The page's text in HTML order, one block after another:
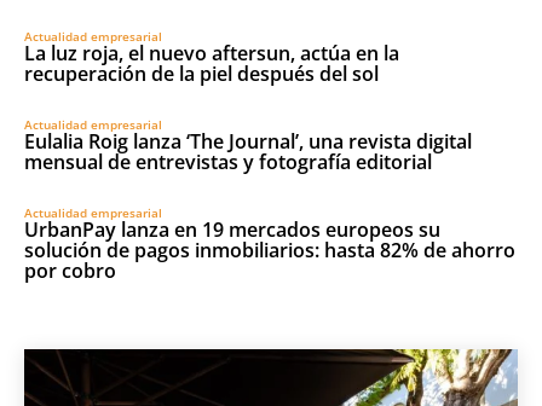
Actualidad empresarial
La luz roja, el nuevo aftersun, actúa en la
recuperación de la piel después del sol
Actualidad empresarial
Eulalia Roig lanza ‘The Journal’, una revista digital
mensual de entrevistas y fotografía editorial
Actualidad empresarial
UrbanPay lanza en 19 mercados europeos su
solución de pagos inmobiliarios: hasta 82% de ahorro
por cobro